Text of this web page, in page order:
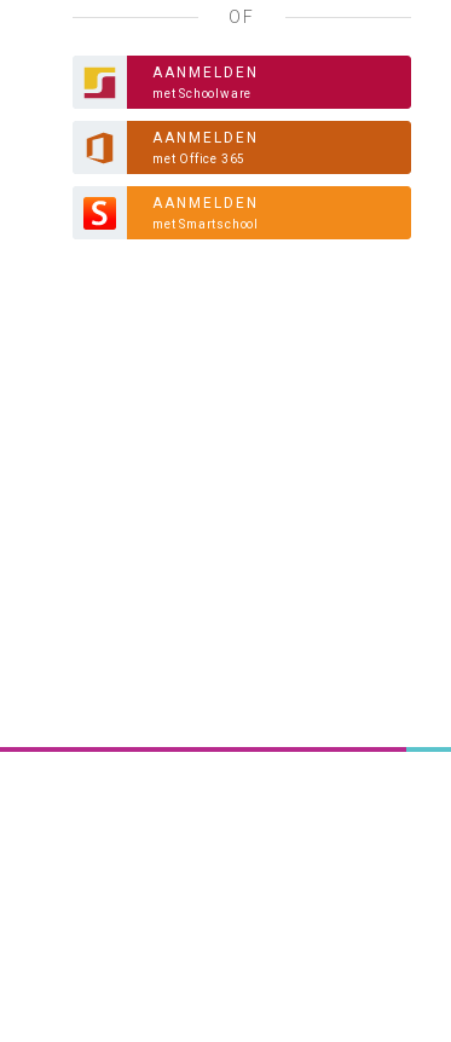
OF
AANMELDEN
met Schoolware
AANMELDEN
met Office 365
AANMELDEN
met Smartschool